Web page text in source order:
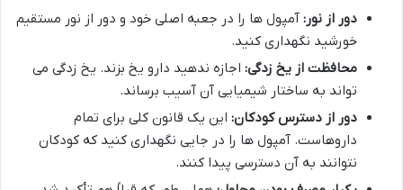
دور از نور: آمپول ها را در جعبه اصلی خود و دور از نور مستقیم
خورشید نگهداری کنید.
محافظت از یخ زدگی: اجازه ندهید دارو یخ بزند. یخ زدگی می
تواند به ساختار شیمیایی آن آسیب برساند.
دور از دسترس کودکان: این یک قانون کلی برای تمام
داروهاست. آمپول ها را در جایی نگهداری کنید که کودکان
نتوانند به آن دسترسی پیدا کنند.